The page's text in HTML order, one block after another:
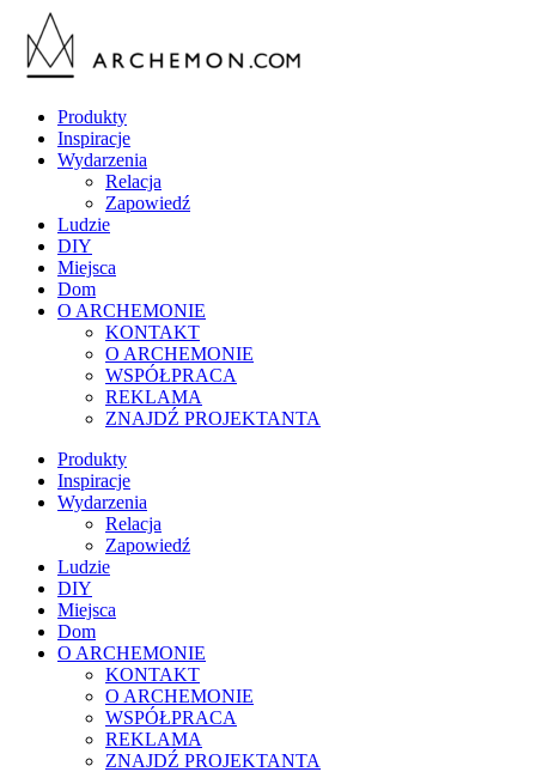
Produkty
Inspiracje
Wydarzenia
Relacja
Zapowiedź
Ludzie
DIY
Miejsca
Dom
O ARCHEMONIE
KONTAKT
O ARCHEMONIE
WSPÓŁPRACA
REKLAMA
ZNAJDŹ PROJEKTANTA
Produkty
Inspiracje
Wydarzenia
Relacja
Zapowiedź
Ludzie
DIY
Miejsca
Dom
O ARCHEMONIE
KONTAKT
O ARCHEMONIE
WSPÓŁPRACA
REKLAMA
ZNAJDŹ PROJEKTANTA